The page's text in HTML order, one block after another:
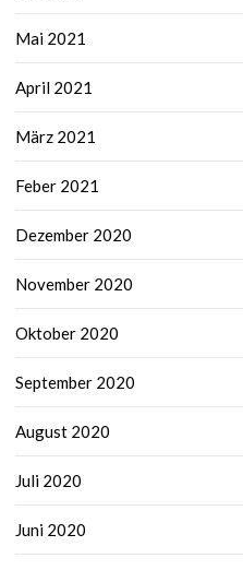
Mai 2021
April 2021
März 2021
Feber 2021
Dezember 2020
November 2020
Oktober 2020
September 2020
August 2020
Juli 2020
Juni 2020